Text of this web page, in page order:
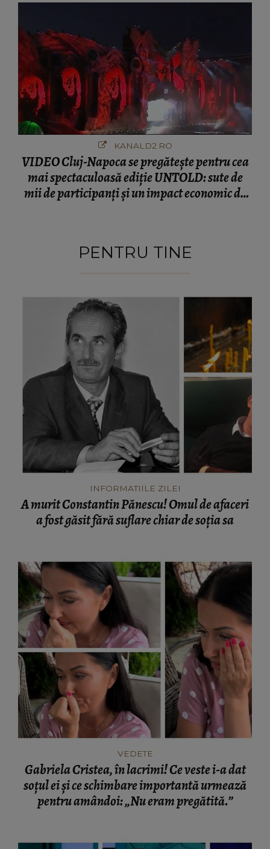
KANALD2.RO
VIDEO Cluj-Napoca se pregătește pentru cea
mai spectaculoasă ediție UNTOLD: sute de
mii de participanți și un impact economic de
PENTRU TINE
INFORMATIILE ZILEI
A murit Constantin Pănescu! Omul de afaceri
a fost găsit fără suflare chiar de soția sa
VEDETE
Gabriela Cristea, în lacrimi! Ce veste i-a dat
soțul ei și ce schimbare importantă urmează
pentru amândoi: „Nu eram pregătită.”